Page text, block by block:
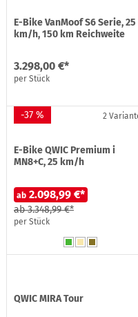
E-Bike VanMoof S6 Serie, 25
km/h, 150 km Reichweite
3.298,00 €*
per Stück
2
-37 %
E-Bike QWIC Premium i
MN8+C, 25 km/h
ab 2.098,99 €*
ab3.348,99 €*
per Stück
QWIC MIRA Tour